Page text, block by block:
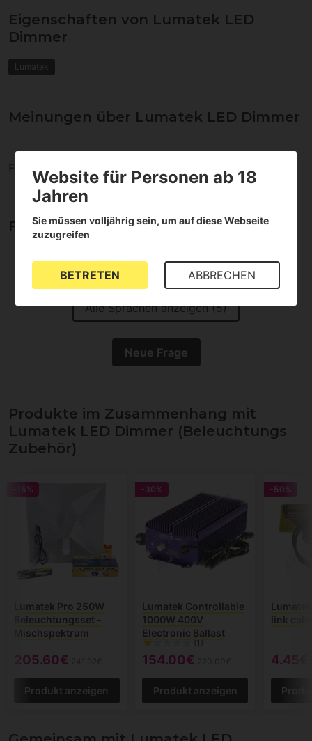
Eigenschaften von Lumatek LED
Dimmer
Lumatek
Meinungen über Lumatek LED Dimmer
Für dieses Produkt liegen keine Bewertungen vor
Fragen und Antworten
Alle Sprachen anzeigen (5)
Neue Frage
Produkte im Zusammenhang mit
Lumatek LED Dimmer (Beleuchtungs
Zubehör)
-15%
Lumatek Pro 250W
Beleuchtungsset -
Mischspektrum
205.60€
Produkt anzeigen
-30%
Lumatek Controllable
1000W 400V
Electronic Ballast
(1)
154.00€
Produkt anzeigen
-50%
link
4.45€
Website für Personen ab 18
Jahren
Sie müssen volljährig sein, um auf diese Webseite
zuzugreifen
BETRETEN ABBRECHEN